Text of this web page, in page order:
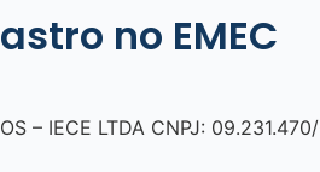
no EMEC
– IECE LTDA CNPJ: